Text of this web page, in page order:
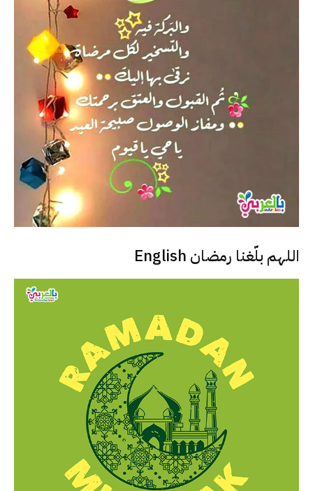
اللهم بلّغنا رمضان English